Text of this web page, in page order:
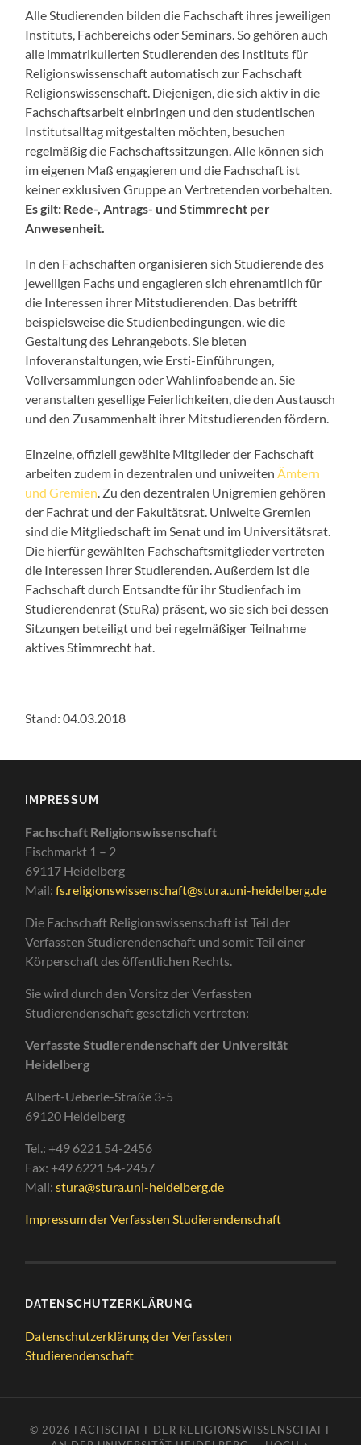
Alle Studierenden bilden die Fachschaft ihres jeweiligen
Instituts, Fachbereichs oder Seminars. So gehören auch
alle immatrikulierten Studierenden des Instituts für
Religionswissenschaft automatisch zur Fachschaft
Religionswissenschaft. Diejenigen, die sich aktiv in die
Fachschaftsarbeit einbringen und den studentischen
Institutsalltag mitgestalten möchten, besuchen
regelmäßig die Fachschaftssitzungen. Alle können sich
im eigenen Maß engagieren und die Fachschaft ist
keiner exklusiven Gruppe an Vertretenden vorbehalten.
Es gilt: Rede-, Antrags- und Stimmrecht per
Anwesenheit.
In den Fachschaften organisieren sich Studierende des
jeweiligen Fachs und engagieren sich ehrenamtlich für
die Interessen ihrer Mitstudierenden. Das betrifft
beispielsweise die Studienbedingungen, wie die
Gestaltung des Lehrangebots. Sie bieten
Infoveranstaltungen, wie Ersti-Einführungen,
Vollversammlungen oder Wahlinfoabende an. Sie
veranstalten gesellige Feierlichkeiten, die den Austausch
und den Zusammenhalt ihrer Mitstudierenden fördern.
Einzelne, offiziell gewählte Mitglieder der Fachschaft
arbeiten zudem in dezentralen und uniweiten Ämtern
und Gremien . Zu den dezentralen Unigremien gehören
der Fachrat und der Fakultätsrat. Uniweite Gremien
sind die Mitgliedschaft im Senat und im Universitätsrat.
Die hierfür gewählten Fachschaftsmitglieder vertreten
die Interessen ihrer Studierenden. Außerdem ist die
Fachschaft durch Entsandte für ihr Studienfach im
Studierendenrat (StuRa) präsent, wo sie sich bei dessen
Sitzungen beteiligt und bei regelmäßiger Teilnahme
aktives Stimmrecht hat.
Stand: 04.03.2018
IMPRESSUM
Fachschaft Religionswissenschaft
Fischmarkt 1 – 2
69117 Heidelberg
Mail:fs.religionswissenschaft@stura.uni-heidelberg.de
Die Fachschaft Religionswissenschaft ist Teil der
Verfassten Studierendenschaft und somit Teil einer
Körperschaft des öffentlichen Rechts.
Sie wird durch den Vorsitz der Verfassten
Studierendenschaft gesetzlich vertreten:
Verfasste Studierendenschaft der Universität
Heidelberg
Albert-Ueberle-Straße 3-5
69120 Heidelberg
Tel.: +49 6221 54-2456
Fax: +49 6221 54-2457
Mail:stura@stura.uni-heidelberg.de
Impressum der Verfassten Studierendenschaft
DATENSCHUTZERKLÄRUNG
Datenschutzerklärung der Verfassten
Studierendenschaft
© 2026 FACHSCHAFT DER RELIGIONSWISSENSCHAFT